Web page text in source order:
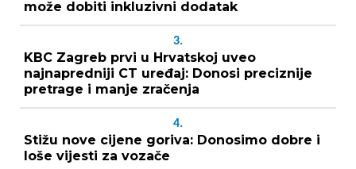
može dobiti inkluzivni dodatak
3.
KBC Zagreb prvi u Hrvatskoj uveo
najnapredniji CT uređaj: Donosi preciznije
pretrage i manje zračenja
4.
Stižu nove cijene goriva: Donosimo dobre i
loše vijesti za vozače